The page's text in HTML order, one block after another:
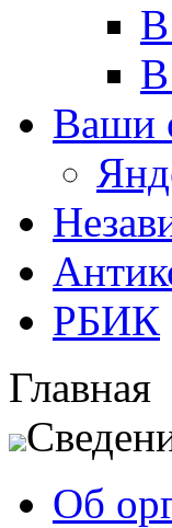
Ваши
РБИК
Главная
Об